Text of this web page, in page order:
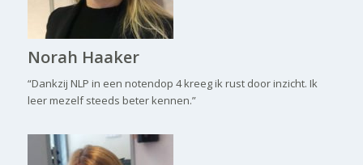
Norah Haaker
“Dankzij NLP in een notendop 4 kreeg ik rust door inzicht. Ik
leer mezelf steeds beter kennen.”